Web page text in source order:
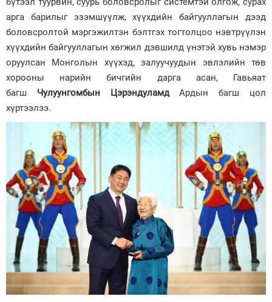
арга барилыг эзэмшүүлж, хүүхдийн байгууллагын дээд
боловсролтой мэргэжилтэн бэлтгэх тогтолцоо нэвтрүүлэн
хүүхдийн байгууллагын хөгжил дэвшилд үнэтэй хувь нэмэр
оруулсан Монголын хүүхэд, залуучуудын эвлэлийн төв
хорооны нарийн бичгийн дарга асан, Гавьяат
багш Чулуунгомбын ЦэрэндуламдАрдын багш цол
хүртээлээ.